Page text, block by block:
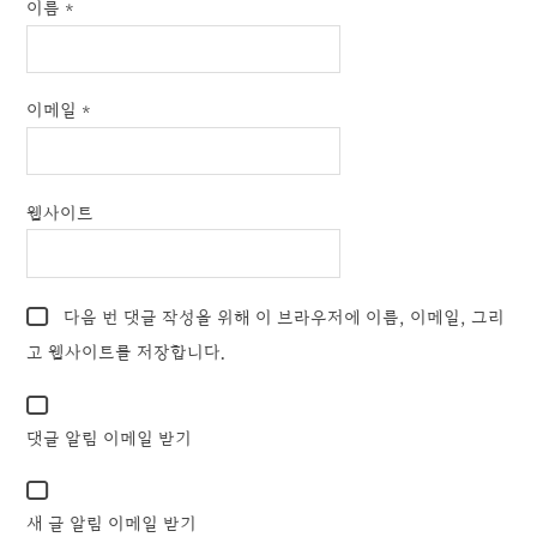
이름 *
이메일 *
웹사이트
다음 번 댓글 작성을 위해 이 브라우저에 이름, 이메일, 그리
고 웹사이트를 저장합니다.
댓글 알림 이메일 받기
새 글 알림 이메일 받기